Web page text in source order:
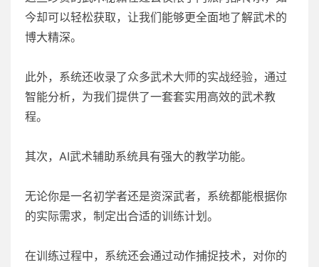
今却可以轻松获取，让我们能够更全面地了解武术的
博大精深。
此外，系统还收录了众多武术大师的实战经验，通过
智能分析，为我们提供了一套套实用高效的武术教
程。
其次，AI武术辅助系统具有强大的教学功能。
无论你是一名初学者还是资深武者，系统都能根据你
的实际需求，制定出合适的训练计划。
在训练过程中，系统还会通过动作捕捉技术，对你的